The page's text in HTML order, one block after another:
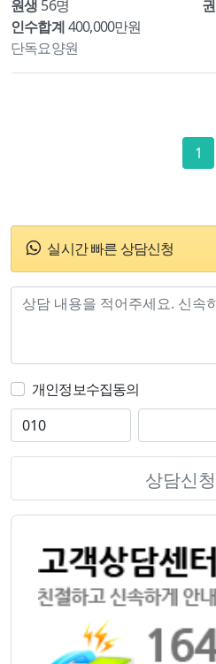
실시간 빠른 상담신청
개인정보수집동의
상담신
원생 56명
인수합계400,000만원
단독요양원
1